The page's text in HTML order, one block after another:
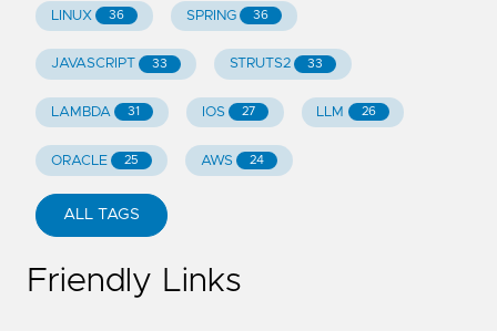
LINUX 36 SPRING 36
JAVASCRIPT 33 STRUTS2 33
LAMBDA 31 IOS 27 LLM 26
ORACLE 25 AWS 24
ALL TAGS
Friendly Links